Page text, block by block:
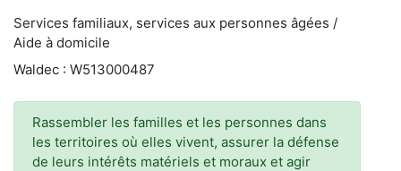
Services familiaux, services aux personnes âgées /
Aide à domicile
Waldec : W513000487
Rassembler les familles et les personnes dans
les territoires où elles vivent, assurer la défense
de leurs intérêts matériels et moraux et agir